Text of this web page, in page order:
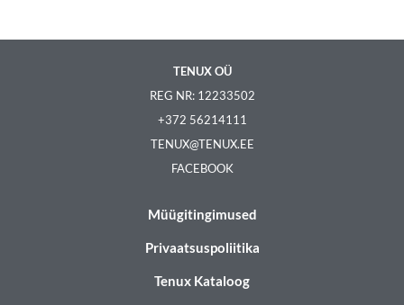
TENUX OÜ
REG NR: 12233502
+372 56214111
TENUX@TENUX.EE
FACEBOOK
Müügitingimused
Privaatsuspoliitika
Tenux Kataloog